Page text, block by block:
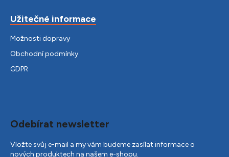
Užitečné informace
Možnosti dopravy
Obchodní podmínky
GDPR
Odebírat newsletter
Vložte svůj e-mail a my vám budeme zasílat informace o
nových produktech na našem e-shopu.